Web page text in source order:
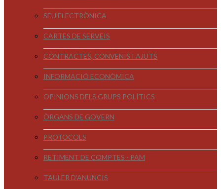
SEU ELECTRÒNICA
CARTES DE SERVEIS
CONTRACTES, CONVENIS I AJUTS
INFORMACIÓ ECONÒMICA
OPINIONS DELS GRUPS POLÍTICS
ÒRGANS DE GOVERN
PROTOCOLS
RETIMENT DE COMPTES - PAM
TAULER D'ANUNCIS